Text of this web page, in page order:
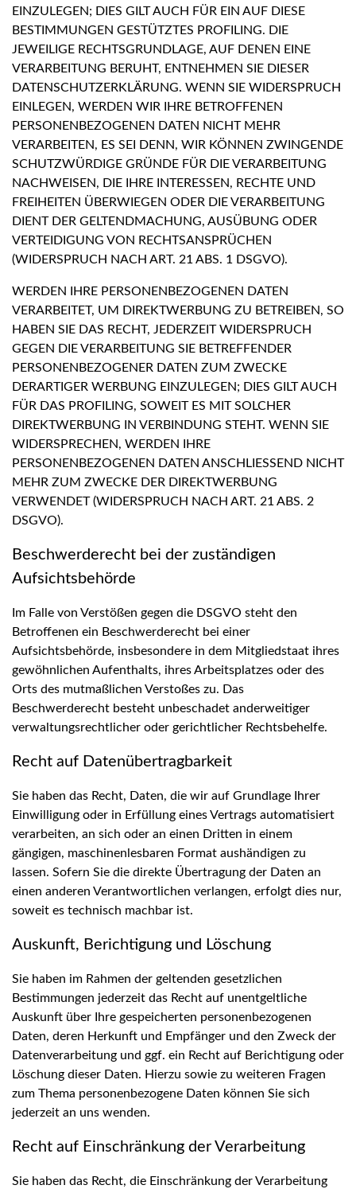
EINZULEGEN; DIES GILT AUCH FÜR EIN AUF DIESE
BESTIMMUNGEN GESTÜTZTES PROFILING. DIE
JEWEILIGE RECHTSGRUNDLAGE, AUF DENEN EINE
VERARBEITUNG BERUHT, ENTNEHMEN SIE DIESER
DATENSCHUTZERKLÄRUNG. WENN SIE WIDERSPRUCH
EINLEGEN, WERDEN WIR IHRE BETROFFENEN
PERSONENBEZOGENEN DATEN NICHT MEHR
VERARBEITEN, ES SEI DENN, WIR KÖNNEN ZWINGENDE
SCHUTZWÜRDIGE GRÜNDE FÜR DIE VERARBEITUNG
NACHWEISEN, DIE IHRE INTERESSEN, RECHTE UND
FREIHEITEN ÜBERWIEGEN ODER DIE VERARBEITUNG
DIENT DER GELTENDMACHUNG, AUSÜBUNG ODER
VERTEIDIGUNG VON RECHTSANSPRÜCHEN
(WIDERSPRUCH NACH ART. 21 ABS. 1 DSGVO).
WERDEN IHRE PERSONENBEZOGENEN DATEN
VERARBEITET, UM DIREKTWERBUNG ZU BETREIBEN, SO
HABEN SIE DAS RECHT, JEDERZEIT WIDERSPRUCH
GEGEN DIE VERARBEITUNG SIE BETREFFENDER
PERSONENBEZOGENER DATEN ZUM ZWECKE
DERARTIGER WERBUNG EINZULEGEN; DIES GILT AUCH
FÜR DAS PROFILING, SOWEIT ES MIT SOLCHER
DIREKTWERBUNG IN VERBINDUNG STEHT. WENN SIE
WIDERSPRECHEN, WERDEN IHRE
PERSONENBEZOGENEN DATEN ANSCHLIESSEND NICHT
MEHR ZUM ZWECKE DER DIREKTWERBUNG
VERWENDET (WIDERSPRUCH NACH ART. 21 ABS. 2
DSGVO).
Beschwerde­recht bei der zuständigen
Aufsichts­behörde
Im Falle von Verstößen gegen die DSGVO steht den
Betroffenen ein Beschwerderecht bei einer
Aufsichtsbehörde, insbesondere in dem Mitgliedstaat ihres
gewöhnlichen Aufenthalts, ihres Arbeitsplatzes oder des
Orts des mutmaßlichen Verstoßes zu. Das
Beschwerderecht besteht unbeschadet anderweitiger
verwaltungsrechtlicher oder gerichtlicher Rechtsbehelfe.
Recht auf Daten­übertrag­barkeit
Sie haben das Recht, Daten, die wir auf Grundlage Ihrer
Einwilligung oder in Erfüllung eines Vertrags automatisiert
verarbeiten, an sich oder an einen Dritten in einem
gängigen, maschinenlesbaren Format aushändigen zu
lassen. Sofern Sie die direkte Übertragung der Daten an
einen anderen Verantwortlichen verlangen, erfolgt dies nur,
soweit es technisch machbar ist.
Auskunft, Berichtigung und Löschung
Sie haben im Rahmen der geltenden gesetzlichen
Bestimmungen jederzeit das Recht auf unentgeltliche
Auskunft über Ihre gespeicherten personenbezogenen
Daten, deren Herkunft und Empfänger und den Zweck der
Datenverarbeitung und ggf. ein Recht auf Berichtigung oder
Löschung dieser Daten. Hierzu sowie zu weiteren Fragen
zum Thema personenbezogene Daten können Sie sich
jederzeit an uns wenden.
Recht auf Einschränkung der Verarbeitung
Sie haben das Recht, die Einschränkung der Verarbeitung